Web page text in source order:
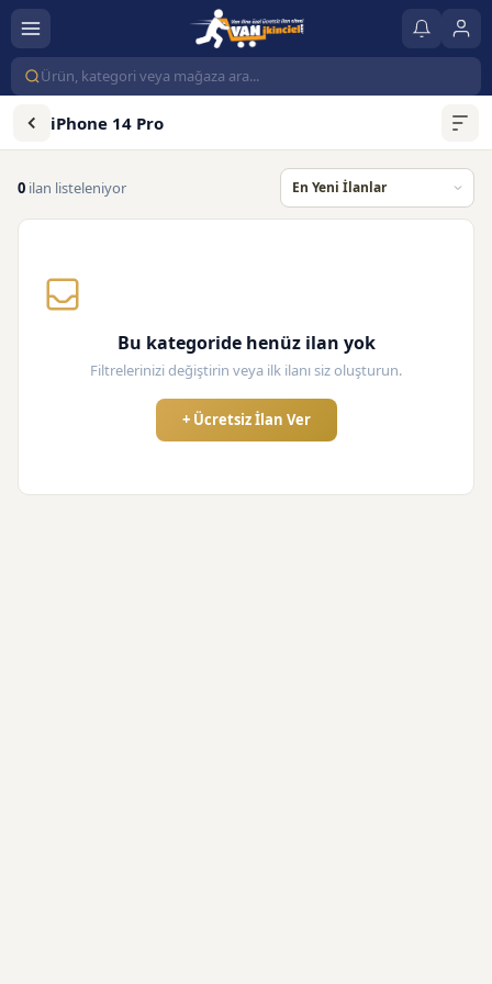
iPhone 14 Pro
0 ilan listeleniyor
Bu kategoride henüz ilan yok
Filtrelerinizi değiştirin veya ilk ilanı siz oluşturun.
+ Ücretsiz İlan Ver